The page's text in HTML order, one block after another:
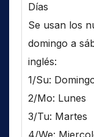
Días
Se usan los
domingo a
inglés:
1/Su:
2/Mo: Lunes
3/Tu: Martes